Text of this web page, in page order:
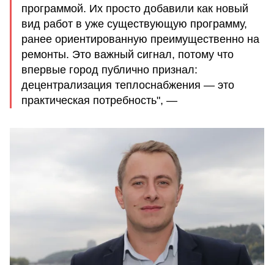
программой. Их просто добавили как новый
вид работ в уже существующую программу,
ранее ориентированную преимущественно на
ремонты. Это важный сигнал, потому что
впервые город публично признал:
децентрализация теплоснабжения — это
практическая потребность", —